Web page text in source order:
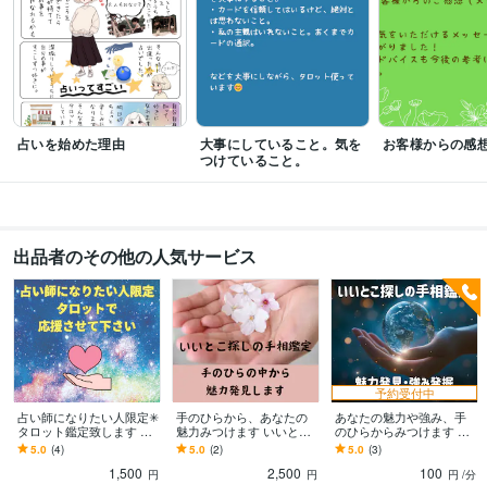
占いを始めた理由
大事にしていること。気を
つけていること。
お客様からの感
出品者のその他の人気サービス
占い師になりたい人限定✳︎
タロット鑑定致します 現
状・行動のアドバイスな
ど、今出せる一歩を探す
5.0 (4)
1,500 円
手のひらから、あなたの
魅力みつけます いいとこ
探しの手相鑑定☆自分を
知って好きになる♡
5.0 (2)
2,500 円
予約受付中
あなたの魅力や強み、手
のひらからみつけます 自
分を知って好きになるた
めのいいとこ探しの手相
5.0 (3)
100 円 /分